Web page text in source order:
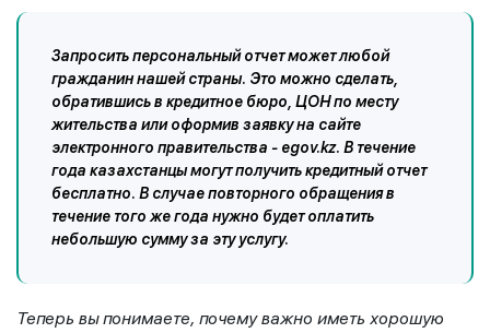
Запросить персональный отчет может любой
гражданин нашей страны. Это можно сделать,
обратившись в кредитное бюро, ЦОН по месту
жительства или оформив заявку на сайте
электронного правительства - egov.kz. В течение
года казахстанцы могут получить кредитный отчет
бесплатно. В случае повторного обращения в
течение того же года нужно будет оплатить
небольшую сумму за эту услугу.
Теперь вы понимаете, почему важно иметь хорошую